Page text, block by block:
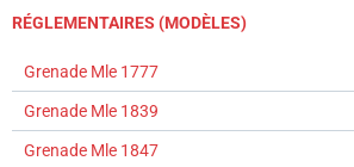
RÉGLEMENTAIRES (MODÈLES)
Grenade Mle 1777
Grenade Mle 1839
Grenade Mle 1847